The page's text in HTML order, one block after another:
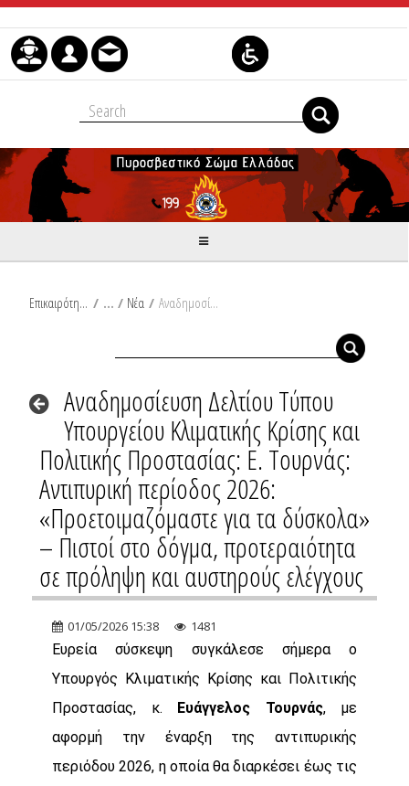
Μετάβαση στο περιεχόμενο
Επικαιρότητα / Νέα / Αναδημοσίευση Δελτίου Τύπου Υπουργείου Κλιματικής Κρίσης και Πολιτικής Προστασίας: Ε. Τουρνάς: Αντιπυρική περίοδος 2026: «Προετοιμαζόμαστε για τα δύσκολα» – Πιστοί στο δόγμα, προτεραιότητα σε πρόληψη και αυστηρούς ελέγχους
Αναδημοσίευση Δελτίου Τύπου
Υπουργείου Κλιματικής Κρίσης και
Πολιτικής Προστασίας: Ε. Τουρνάς:
Αντιπυρική περίοδος 2026:
«Προετοιμαζόμαστε για τα δύσκολα»
– Πιστοί στο δόγμα, προτεραιότητα
σε πρόληψη και αυστηρούς ελέγχους
01/05/2026 15:38 1481
Ευρεία σύσκεψη συγκάλεσε σήμερα ο
Υπουργός Κλιματικής Κρίσης και Πολιτικής
Προστασίας, κ. Ευάγγελος Τουρνάς, με
αφορμή την έναρξη της αντιπυρικής
περιόδου 2026, η οποία θα διαρκέσει έως τις